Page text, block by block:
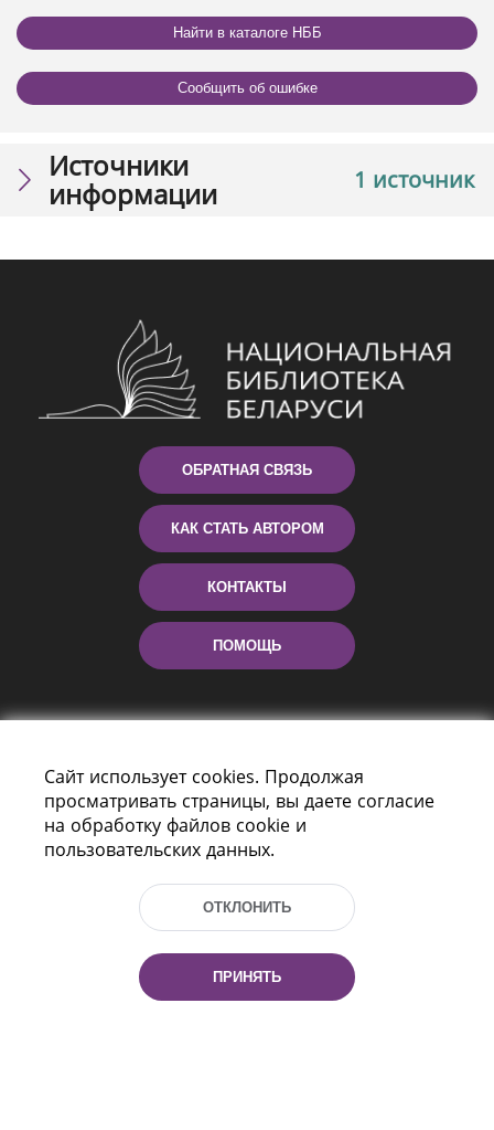
Найти в каталоге НББ
Сообщить об ошибке
1 источник
Источники
информации
ОБРАТНАЯ СВЯЗЬ
КАК СТАТЬ АВТОРОМ
КОНТАКТЫ
ПОМОЩЬ
Пр-т Независимости 116
г. Минск, Республика Беларусь, 220114
Тел.: (+375 17) 368 37 37, Факс: (+375 17)
Эл. почта: inbox@nlb.by
Сайт использует cookies. Продолжая
просматривать страницы, вы даете согласие
на обработку файлов cookie и
пользовательских данных.
ОТКЛОНИТЬ
ПРИНЯТЬ